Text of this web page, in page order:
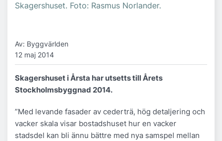
Skagershuset. Foto: Rasmus Norlander.
Av: Byggvärlden
12 maj 2014
Skagershuset i Årsta har utsetts till Årets
Stockholmsbyggnad 2014.
”Med levande fasader av cederträ, hög detaljering och
vacker skala visar bostadshuset hur en vacker
stadsdel kan bli ännu bättre med nya samspel mellan